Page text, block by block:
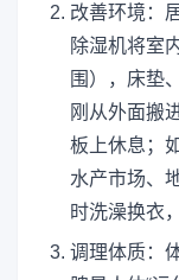
改善环境：
除湿机将室
围），床垫
刚从外面搬
板上休息；
水产市场、
时洗澡换衣
调理体质：